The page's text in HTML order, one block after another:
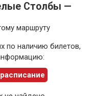
Столбы —
маршруту
по наличию билетов,